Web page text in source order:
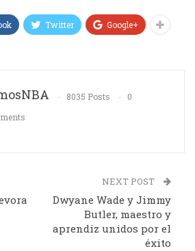
Twitter Google+
8035 Posts
0
NEXT POST
Dwyane Wade y Jimmy
Butler, maestro y
aprendiz unidos por el
éxito